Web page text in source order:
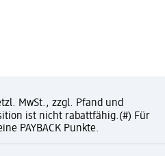
MwSt., zzgl. Pfand und
ist nicht rabattfähig.(#) Für
PAYBACK Punkte.